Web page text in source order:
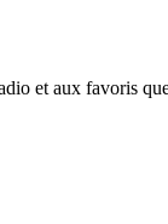
et aux favoris